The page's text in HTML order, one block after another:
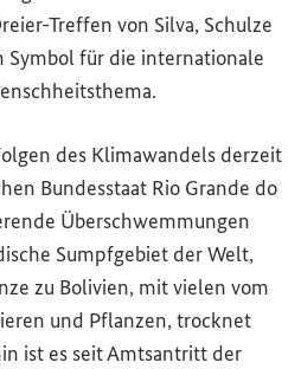
Treffen von Silva, Schulze
Symbol für die internationale
des Klimawandels derzeit
Bundesstaat Rio Grande do
Überschwemmungen
Sumpfgebiet der Welt,
zu Bolivien, mit vielen vom
und Pflanzen, trocknet
ist es seit Amtsantritt der